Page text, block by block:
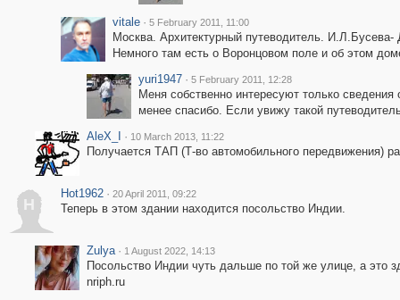
vitale · 5 February 2011, 11:00
Москва. Архитектурный путеводитель.
Немного там есть о Воронцовом поле и об этом
yuri1947 · 5 February 2011, 12:28
Меня собственно интересуют только
менее спасибо. Если увижу такой
AleX_I
· 10 March 2013, 11:22
Получается ТАП (Т-во автомобильного передвижения)
H
Hot1962 · 20 April 2011, 09:22
Теперь в этом здании находится посольство Индии.
Zulya · 1 August 2022, 14:13
Посольство Индии чуть дальше по той же улице, а это
nriph.ru